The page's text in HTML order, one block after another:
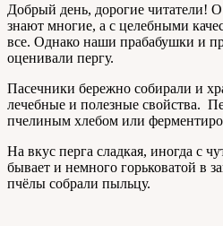
Добрый день, дорогие читатели!
знают многие, а с целебными
все. Однако наши прабабушки и
оценивали пергу.
Пасечники бережно собирали и
лечебные и полезные свойства.
пчелиным хлебом или
На вкус перга сладкая, иногда с
бывает и немного горьковатой в
пчёлы собрали пыльцу.